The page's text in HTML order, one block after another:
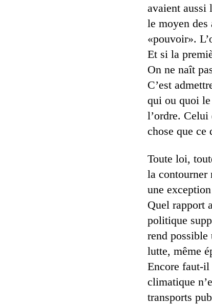
avaient aussi
le moyen des
«pouvoir».
Et si la
On ne naît
C’est
qui ou quoi
l’ordre. Celui
chose que ce
Toute loi,
la contourner
une
Quel rapport
politique
rend possible
lutte, même
Encore faut-il
climatique
transports